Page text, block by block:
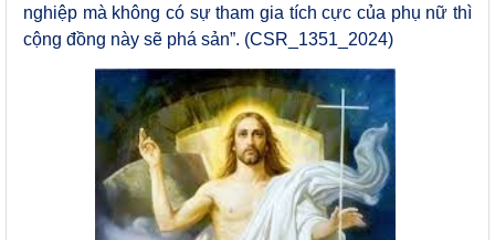
nghiệp mà không có sự tham gia tích cực của phụ nữ thì
cộng đồng này sẽ phá sản”. (CSR_1351_2024)